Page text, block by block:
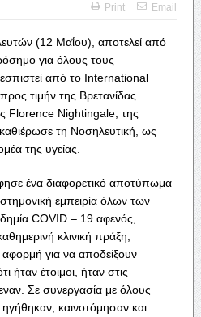
Print
Email
(12 Μαΐου), αποτελεί από
για όλους τους
από το International
τιμήν της Βρετανίδας
Florence Nightingale, της
καθιέρωσε τη Νοσηλευτική, ως
της υγείας.
ένα διαφορετικό αποτύπωμα
εμπειρία όλων των
COVID – 19 αφενός,
κλινική πράξη,
για να αποδείξουν
ήταν έτοιμοι, ήταν στις
Σε συνεργασία με όλους
ηγήθηκαν, καινοτόμησαν και